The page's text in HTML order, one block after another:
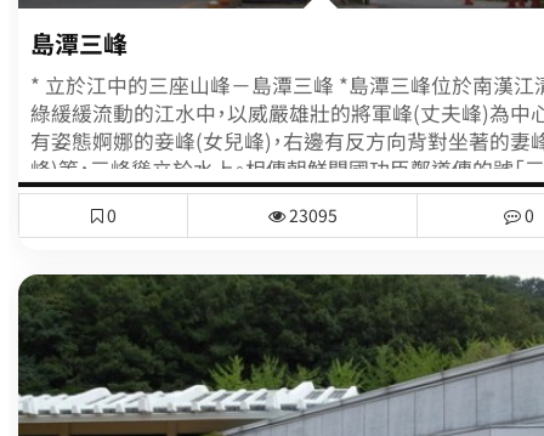
島潭三峰
* 立於江中的三座山峰－島潭三峰 *島潭三峰位於南漢江
綠緩緩流動的江水中，以威嚴雄壯的將軍峰(丈夫峰)為中
有姿態婀娜的妾峰(女兒峰)，右邊有反方向背對坐著的妻
峰)等，三峰聳立於水上。相傳朝鮮開國功臣鄭道傳的號「
與此處有關。根據傳說正妻討厭為了生兒子而娶妾的丈夫
對而坐，越仔細看，越覺得三峰的樣貌與名稱相當貼切，
亭子，早年理學家退溪先生曾在此留下「山明楓葉水明沙
陽帶晩霞，爲泊仙槎橫翠壁， 待看星月湧金波」這首歌詠
的詩。島潭三峰周邊於1998年設置音樂噴泉，打造了休憩
造訪三峰與石門的遊客能在此消除疲勞。每到夜晚，配合
的水舞噴泉，更添增美麗浪漫的氣氛。* 三峰逸事 *三峰原
江原道旌善郡的三峰山，因為在洪水時被衝下來，才成為
0 23095 0